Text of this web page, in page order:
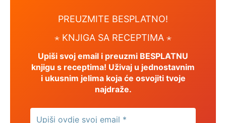
PREUZMITE BESPLATNO!
⋆ KNJIGA SA RECEPTIMA ⋆
Upiši svoj email i preuzmi BESPLATNU
knjigu s receptima! Uživaj u jednostavnim
i ukusnim jelima koja će osvojiti tvoje
najdraže.